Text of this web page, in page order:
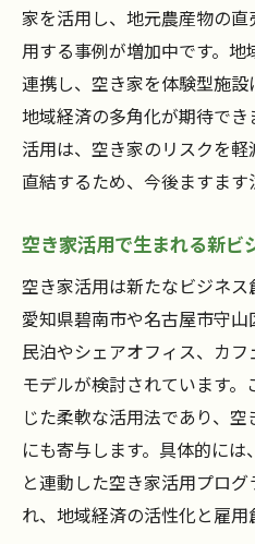
家を活用し、地元農産物の
用する事例が増加中です。
連携し、空き家を体験型施
地域経済の多角化が期待で
活用は、空き家のリスクを
直結するため、今後ますます
空き家活用で生まれる新ビ
空き家活用は新たなビジネス
愛知県碧南市や名古屋市守
民泊やシェアオフィス、カ
モデルが検討されています
じた柔軟な活用法であり、
にも寄与します。具体的に
と連動した空き家活用プロ
れ、地域経済の活性化と雇用